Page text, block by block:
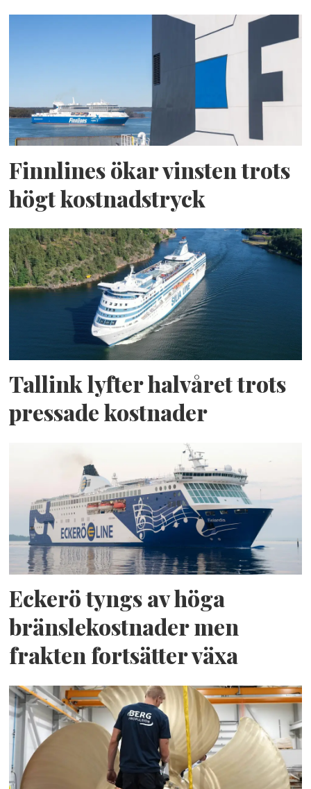
Finnlines ökar vinsten trots
högt kostnadstryck
Tallink lyfter halvåret trots
pressade kostnader
Eckerö tyngs av höga
bränslekostnader men
frakten fortsätter växa